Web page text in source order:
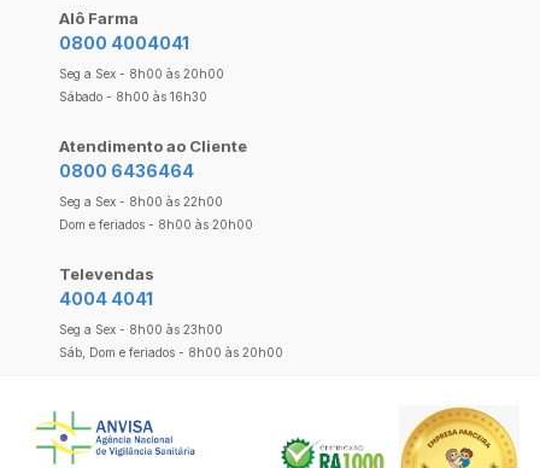
Alô Farma
0800 4004041
Seg a Sex - 8h00 às 20h00
Sábado - 8h00 às 16h30
Atendimento ao Cliente
0800 6436464
Seg a Sex - 8h00 às 22h00
Dom e feriados - 8h00 às 20h00
Televendas
4004 4041
Seg a Sex - 8h00 às 23h00
Sáb, Dom e feriados - 8h00 às 20h00